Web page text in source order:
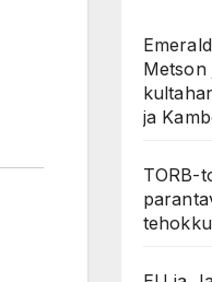
Metson
ja
TORB-